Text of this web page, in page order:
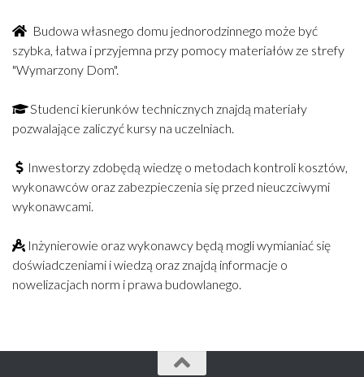
Budowa własnego domu jednorodzinnego może być
szybka, łatwa i przyjemna przy pomocy materiałów ze strefy
"Wymarzony Dom".
Studenci kierunków technicznych znajdą materiały
pozwalające zaliczyć kursy na uczelniach.
Inwestorzy zdobędą wiedzę o metodach kontroli kosztów,
wykonawców oraz zabezpieczenia się przed nieuczciwymi
wykonawcami.
Inżynierowie oraz wykonawcy będą mogli wymianiać się
doświadczeniami i wiedzą oraz znajdą informacje o
nowelizacjach norm i prawa budowlanego.